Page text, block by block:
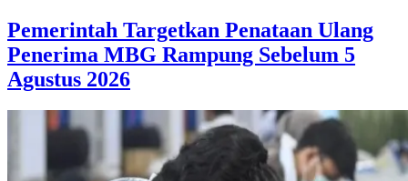
Pemerintah Targetkan Penataan Ulang
Penerima MBG Rampung Sebelum 5
Agustus 2026